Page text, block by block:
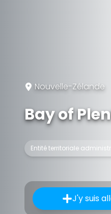
Nouvelle-Zélande
Bay of
Entité territoriale
J'y suis